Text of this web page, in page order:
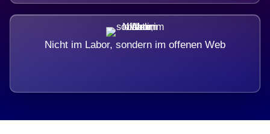
Nicht im Labor, sondern im offenen Web